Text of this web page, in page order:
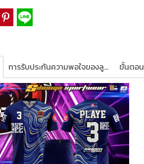
การรับประกันความพอใจของลูกค้า